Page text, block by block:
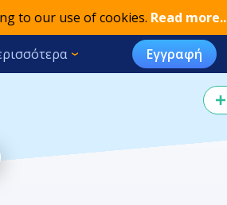
to our use of cookies. Read more..
Εγγραφή